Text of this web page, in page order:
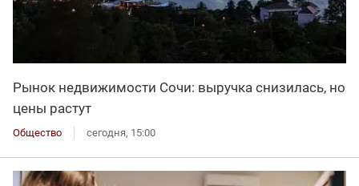
Рынок недвижимости Сочи: выручка снизилась, но
цены растут
Общество сегодня, 15:00